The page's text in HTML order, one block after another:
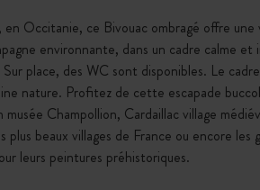
Occitanie, ce Bivouac ombragé offre une
environnante, dans un cadre calme et
place, des WC sont disponibles. Le
nature. Profitez de cette escapade
musée Champollion, Cardaillac village
plus beaux villages de France ou encore
leurs peintures préhistoriques.